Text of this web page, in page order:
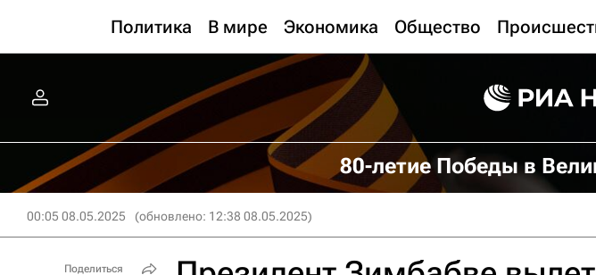
Политика В мире Экономика Общество
80-летие Победы в
00:05 08.05.2025 (обновлено: 12:38 08.05.2025)
Поделиться